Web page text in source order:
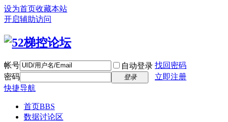
设为首页收藏本站
开启辅助访问
帐号 自动登录 找回密码
密码
登录
立即注册
快捷导航
首页BBS
数据讨论区